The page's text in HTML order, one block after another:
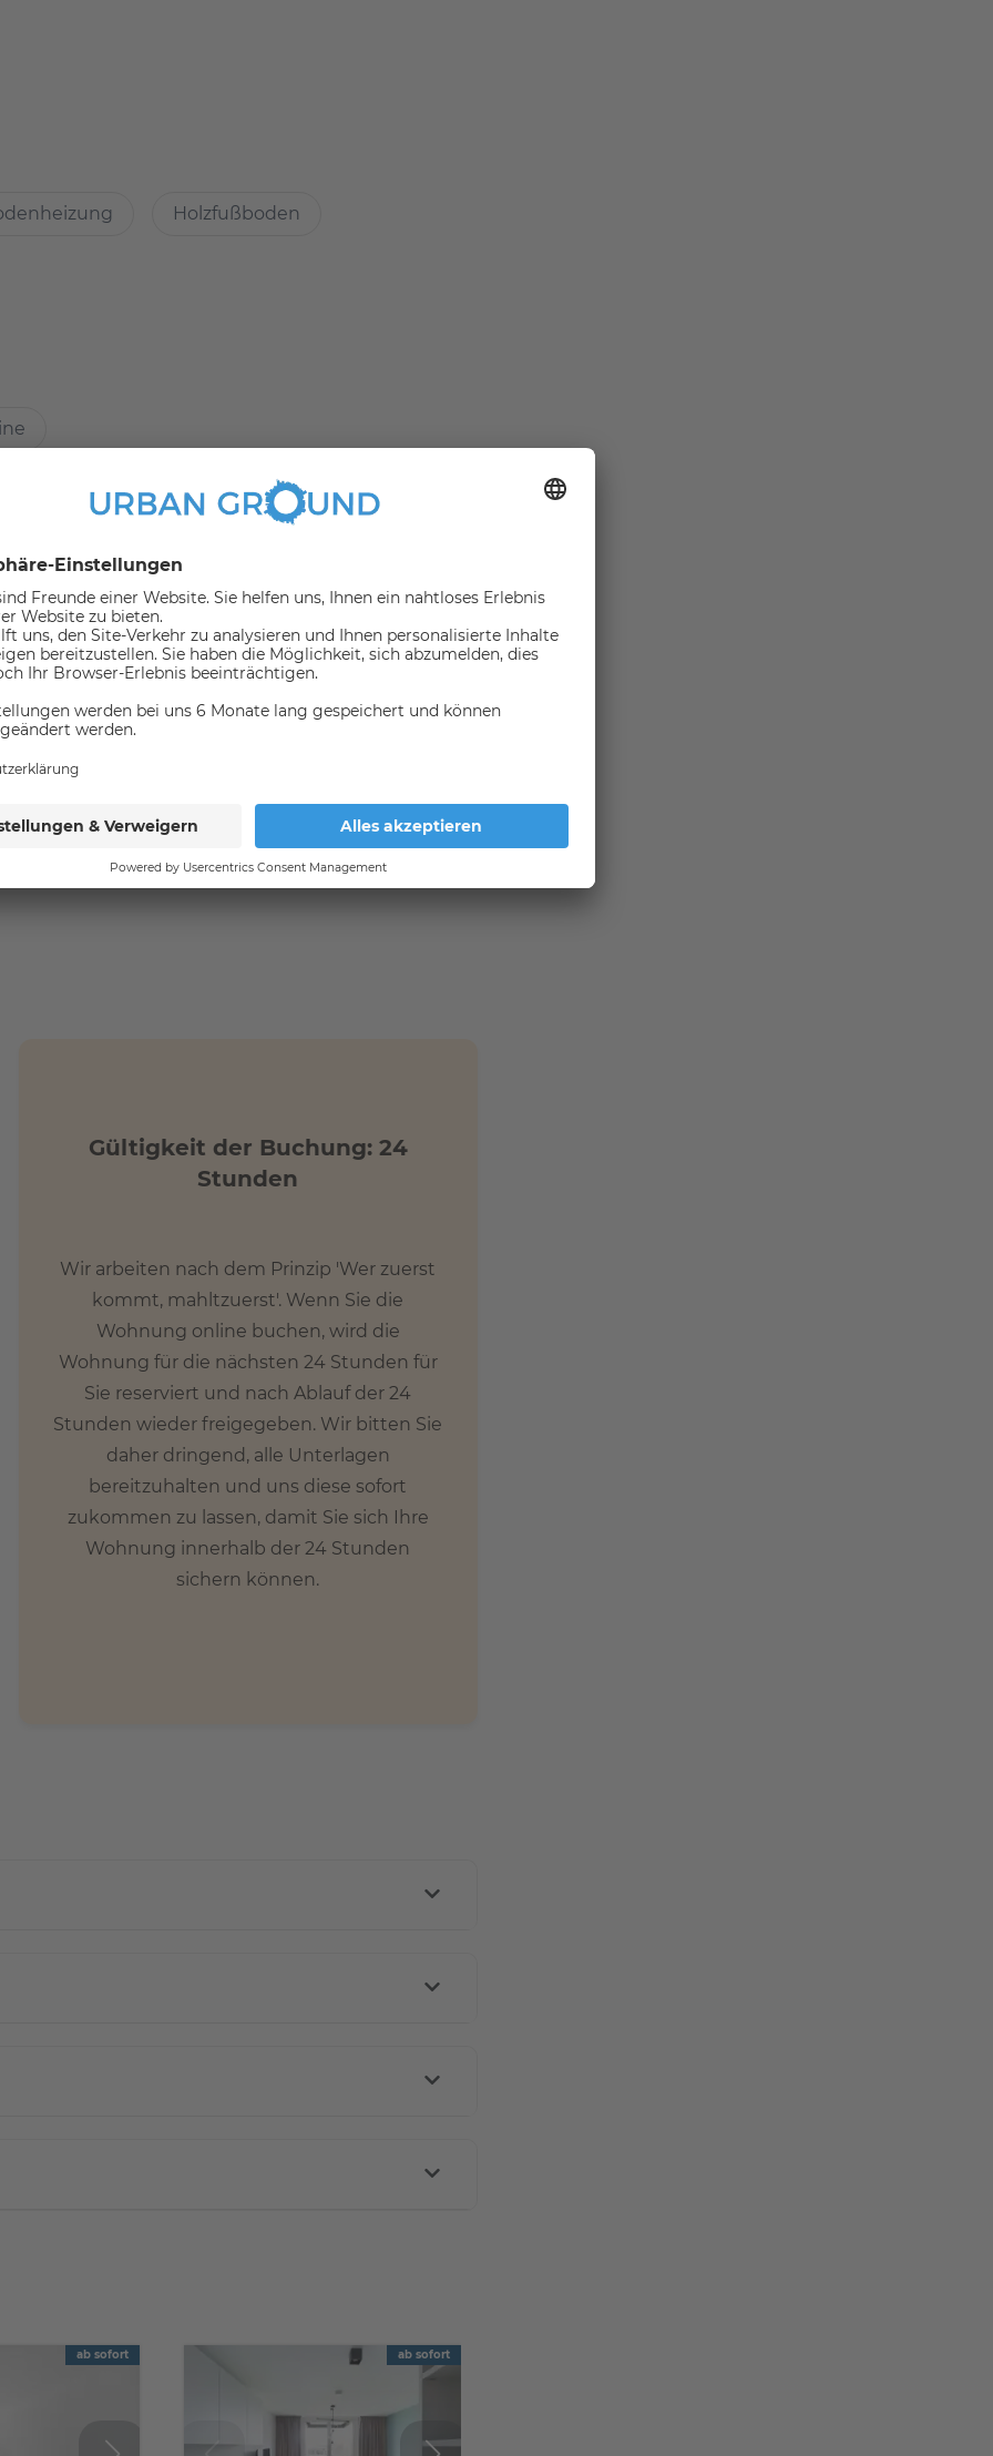
Sie uns dafür direkt an.
guter Grundriss
Nähe
Holzfußboden
(in 1000 meter umkreis)
Bus
Gültigkeit der Buchung: 24
Stunden
Wir arbeiten nach dem Prinzip 'Wer zuerst
kommt, mahltzuerst'. Wenn Sie die
Wohnung online buchen, wird die
Wohnung für die nächsten 24 Stunden für
Sie reserviert und nach Ablauf der 24
Stunden wieder freigegeben. Wir bitten Sie
daher dringend, alle Unterlagen
bereitzuhalten und uns diese sofort
zukommen zu lassen, damit Sie sich Ihre
Wohnung innerhalb der 24 Stunden
sichern können.
ab sofort ab sofort